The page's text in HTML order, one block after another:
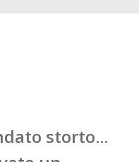
storto...